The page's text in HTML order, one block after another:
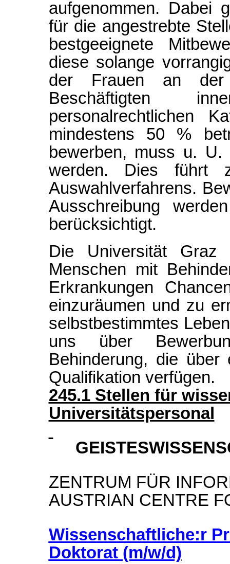
aufgenommen. Dabei
für die angestrebte
bestgeeignete
diese solange
der Frauen an der
Beschäftigten
personalrechtlichen
mindestens 50 %
bewerben, muss u. U.
werden. Dies führt
Auswahlverfahrens.
Ausschreibung
berücksichtigt.
Die Universität
Menschen mit
Erkrankungen
einzuräumen und zu
selbstbestimmtes
uns über
Behinderung, die über
Qualifikation verfügen.
245.1 Stellen für
Universitätspersonal
ZENTRUM FÜR
AUSTRIAN CENTRE
Wissenschaftliche:r
Doktorat (m/w/d)